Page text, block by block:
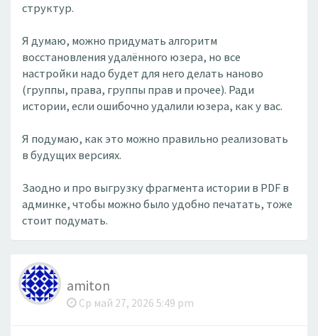
структур.
Я думаю, можно придумать алгоритм
восстановления удалённого юзера, но все
настройки надо будет для него делать наново
(группы, права, группы прав и прочее). Ради
истории, если ошибочно удалили юзера, как у вас.
Я подумаю, как это можно правильно реализовать
в будущих версиях.
Заодно и про выгрузку фрагмента истории в PDF в
админке, чтобы можно было удобно печатать, тоже
стоит подумать.
amiton
Ср май 27, 2026 5:49 pm